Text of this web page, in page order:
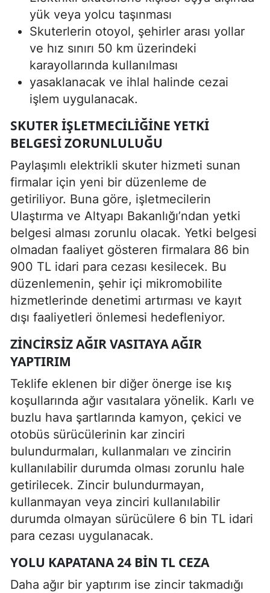
yük veya yolcu taşınması
Skuterlerin otoyol, şehirler arası yollar
ve hız sınırı 50 km üzerindeki
karayollarında kullanılması
yasaklanacak ve ihlal halinde cezai
işlem uygulanacak.
SKUTER IŞLETMECILIĞINE YETKI
BELGESI ZORUNLULUĞU
Paylaşımlı elektrikli skuter hizmeti sunan
firmalar için yeni bir düzenleme de
getiriliyor. Buna göre, işletmecilerin
Ulaştırma ve Altyapı Bakanlığı’ndan yetki
belgesi alması zorunlu olacak. Yetki belgesi
olmadan faaliyet gösteren firmalara 86 bin
900 TL idari para cezası kesilecek. Bu
düzenlemenin, şehir içi mikromobilite
hizmetlerinde denetimi artırması ve kayıt
dışı faaliyetleri önlemesi hedefleniyor.
ZINCIRSIZ AĞIR VASITAYA AĞIR
YAPTIRIM
Teklife eklenen bir diğer önerge ise kış
koşullarında ağır vasıtalara yönelik. Karlı ve
buzlu hava şartlarında kamyon, çekici ve
otobüs sürücülerinin kar zinciri
bulundurmaları, kullanmaları ve zincirin
kullanılabilir durumda olması zorunlu hale
getirilecek. Zincir bulundurmayan,
kullanmayan veya zinciri kullanılabilir
durumda olmayan sürücülere 6 bin TL idari
para cezası uygulanacak.
YOLU KAPATANA 24 BIN TL CEZA
Daha ağır bir yaptırım ise zincir takmadığı